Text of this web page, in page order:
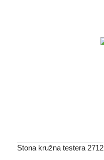
Stona kružna testera 2712